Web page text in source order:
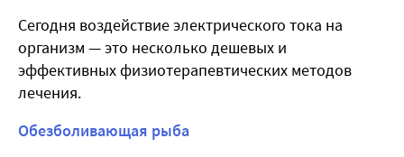
Сегодня воздействие электрического тока на
организм — это несколько дешевых и
эффективных физиотерапевтических методов
лечения.
Обезболивающая рыба